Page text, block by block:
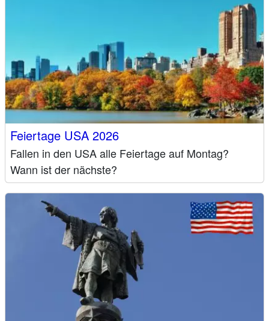
Feiertage USA 2026
Fallen in den USA alle Feiertage auf Montag?
Wann ist der nächste?